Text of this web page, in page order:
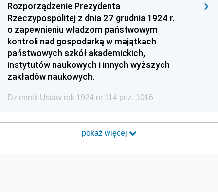
Rozporządzenie Prezydenta
Rzeczypospolitej z dnia 27 grudnia 1924 r.
o zapewnieniu władzom państwowym
kontroli nad gospodarką w majątkach
państwowych szkół akademickich,
instytutów naukowych i innych wyższych
zakładów naukowych.
Dziennik Ustaw rok 1924 nr 114 poz. 1016
pokaż więcej